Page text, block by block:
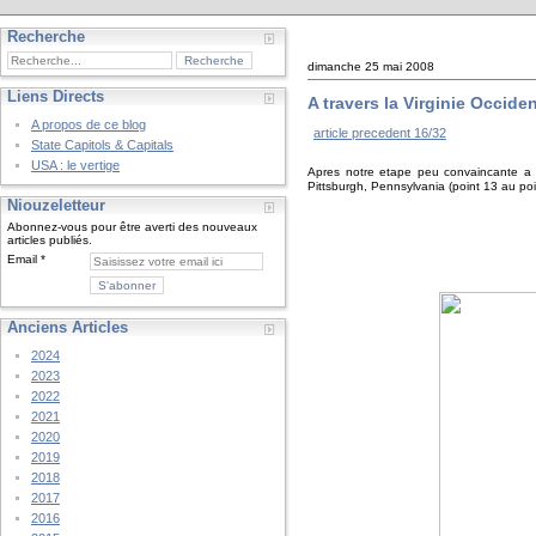
Recherche
Liens Directs
A propos de ce blog
State Capitols & Capitals
USA : le vertige
Niouzeletteur
Abonnez-vous pour être averti des nouveaux
articles publiés.
Email
Anciens Articles
2024
2023
2022
2021
2020
2019
2018
2017
2016
dimanche 25 mai 2008
A travers la Virginie
article precedent 16/32
Apres notre etape peu convaincante
Pittsburgh, Pennsylvania (point 13 au